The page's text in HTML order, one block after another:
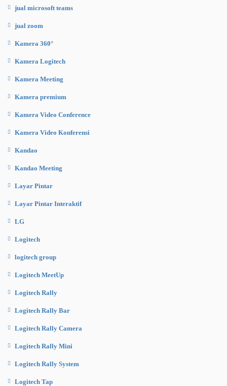
jual microsoft teams
jual zoom
Kamera 360°
Kamera Logitech
Kamera Meeting
Kamera premium
Kamera Video Conference
Kamera Video Konferensi
Kandao
Kandao Meeting
Layar Pintar
Layar Pintar Interaktif
LG
Logitech
logitech group
Logitech MeetUp
Logitech Rally
Logitech Rally Bar
Logitech Rally Camera
Logitech Rally Mini
Logitech Rally System
Logitech Tap